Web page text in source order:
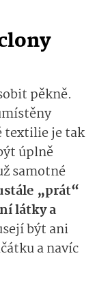
pěkně.
textilie je tak
úplně
samotné
„prát“
látky a
být ani
a navíc